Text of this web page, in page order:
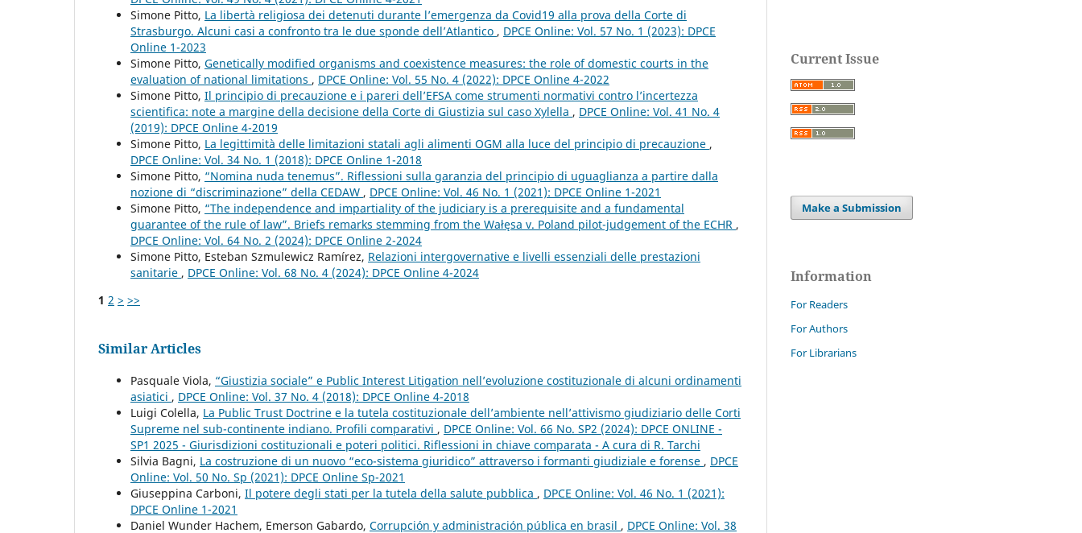
Simone Pitto, La libertà religiosa dei detenuti durante l’emergenza da Covid19 alla prova della Corte di
Strasburgo. Alcuni casi a confronto tra le due sponde dell’Atlantico , DPCE Online: Vol. 57 No. 1 (2023): DPCE
Online 1-2023
Simone Pitto, Genetically modified organisms and coexistence measures: the role of domestic courts in the
evaluation of national limitations , DPCE Online: Vol. 55 No. 4 (2022): DPCE Online 4-2022
Simone Pitto, Il principio di precauzione e i pareri dell’EFSA come strumenti normativi contro l’incertezza
scientifica: note a margine della decisione della Corte di Giustizia sul caso Xylella , DPCE Online: Vol. 41 No. 4
(2019): DPCE Online 4-2019
Simone Pitto, La legittimità delle limitazioni statali agli alimenti OGM alla luce del principio di precauzione ,
DPCE Online: Vol. 34 No. 1 (2018): DPCE Online 1-2018
Simone Pitto, “Nomina nuda tenemus”. Riflessioni sulla garanzia del principio di uguaglianza a partire dalla
nozione di “discriminazione” della CEDAW , DPCE Online: Vol. 46 No. 1 (2021): DPCE Online 1-2021
Simone Pitto, “The independence and impartiality of the judiciary is a prerequisite and a fundamental
guarantee of the rule of law”. Briefs remarks stemming from the Wałęsa v. Poland pilot-judgement of the ECHR ,
DPCE Online: Vol. 64 No. 2 (2024): DPCE Online 2-2024
Simone Pitto, Esteban Szmulewicz Ramírez, Relazioni intergovernative e livelli essenziali delle prestazioni
sanitarie , DPCE Online: Vol. 68 No. 4 (2024): DPCE Online 4-2024
1 2 > >>
Similar Articles
Pasquale Viola, “Giustizia sociale” e Public Interest Litigation nell’evoluzione costituzionale di alcuni ordinamenti
asiatici , DPCE Online: Vol. 37 No. 4 (2018): DPCE Online 4-2018
Luigi Colella, La Public Trust Doctrine e la tutela costituzionale dell’ambiente nell’attivismo giudiziario delle Corti
Supreme nel sub-continente indiano. Profili comparativi , DPCE Online: Vol. 66 No. SP2 (2024): DPCE ONLINE -
SP1 2025 - Giurisdizioni costituzionali e poteri politici. Riflessioni in chiave comparata - A cura di R. Tarchi
Silvia Bagni, La costruzione di un nuovo “eco-sistema giuridico” attraverso i formanti giudiziale e forense , DPCE
Online: Vol. 50 No. Sp (2021): DPCE Online Sp-2021
Giuseppina Carboni, Il potere degli stati per la tutela della salute pubblica , DPCE Online: Vol. 46 No. 1 (2021):
DPCE Online 1-2021
Daniel Wunder Hachem, Emerson Gabardo, Corrupción y administración pública en brasil , DPCE Online: Vol. 38
Current Issue
Make a Submission
Information
For Readers
For Authors
For Librarians